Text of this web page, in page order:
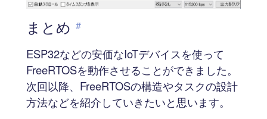
まとめ #
ESP32などの安価なIoTデバイスを使って
FreeRTOSを動作させることができました。
次回以降、FreeRTOSの構造やタスクの設計
方法などを紹介していきたいと思います。